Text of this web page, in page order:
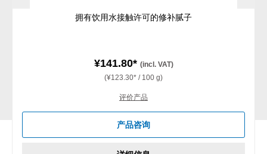
拥有饮用水接触许可的修补腻子
¥141.80* (incl. VAT)
(¥123.30* / 100 g)
评价产品
产品咨询